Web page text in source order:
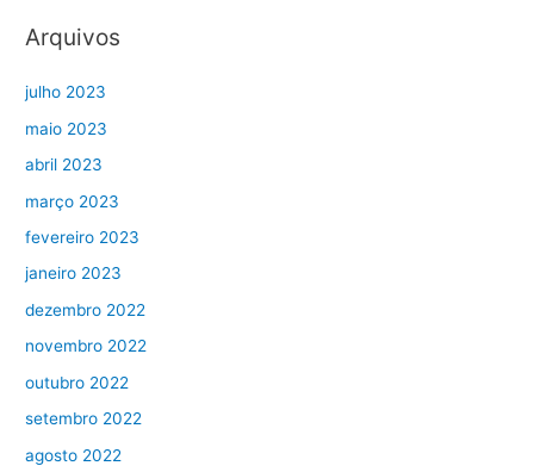
Arquivos
julho 2023
maio 2023
abril 2023
março 2023
fevereiro 2023
janeiro 2023
dezembro 2022
novembro 2022
outubro 2022
setembro 2022
agosto 2022